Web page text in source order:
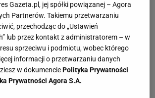
Gazeta.pl, jej spółki powiązanej – Agora
Partnerów. Takiemu przetwarzaniu
przechodząc do „Ustawień
lub przez kontakt z administratorem – w
sprzeciwu i podmiotu, wobec którego
informacji o przetwarzaniu danych
w dokumenciePolityka Prywatności
Prywatności Agora S.A.